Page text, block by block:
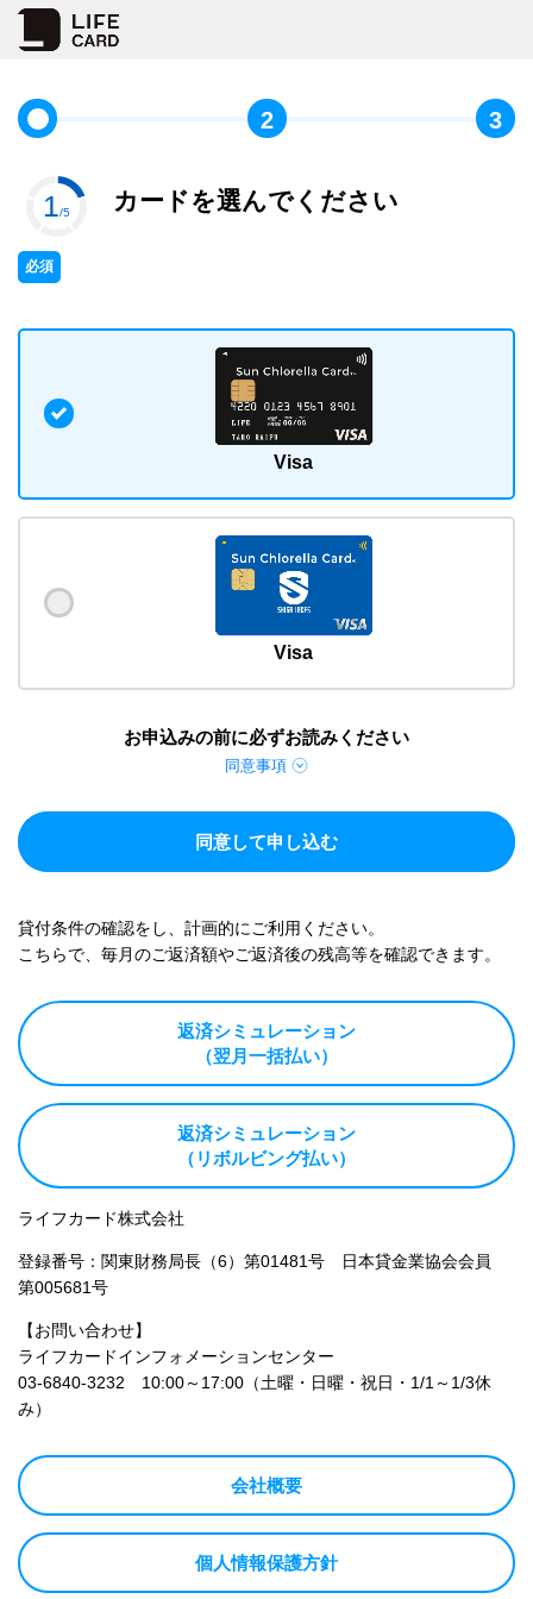
2 3
1/5 カードを選んでください
必須
Visa
Visa
お申込みの前に必ずお読みください
同意事項
同意して申し込む
貸付条件の確認をし、計画的にご利用ください。
こちらで、毎月のご返済額やご返済後の残高等を確認できます。
返済シミュレーション
（翌月一括払い）
返済シミュレーション
（リボルビング払い）
ライフカード株式会社
登録番号：関東財務局長（6）第01481号 日本貸金業協会会員
第005681号
【お問い合わせ】
ライフカードインフォメーションセンター
03-6840-3232 10:00～17:00（土曜・日曜・祝日・1/1～1/3休
み）
会社概要
個人情報保護方針